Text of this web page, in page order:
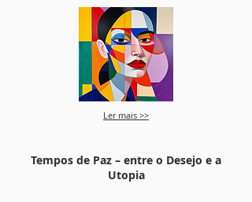
​Ler mais >>
Tempos de Paz – entre o Desejo e a
Utopia